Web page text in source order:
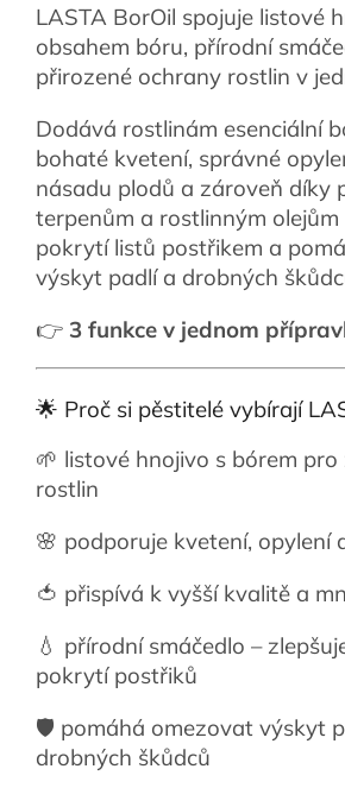
LASTA BorOil spojuje listové
obsahem bóru, přírodní
přirozené ochrany rostlin v
Dodává rostlinám esenciální
bohaté kvetení, správné
násadu plodů a zároveň díky
terpenům a rostlinným olejům
pokrytí listů postřikem a
výskyt padlí a drobných
👉 3 funkce v jednom
🌟 Proč si pěstitelé vybírají
🌱 listové hnojivo s bórem
rostlin
🌸 podporuje kvetení, opylení
🍅 přispívá k vyšší kvalitě a
💧 přírodní smáčedlo –
pokrytí postřiků
🛡️ pomáhá omezovat výskyt
drobných škůdců